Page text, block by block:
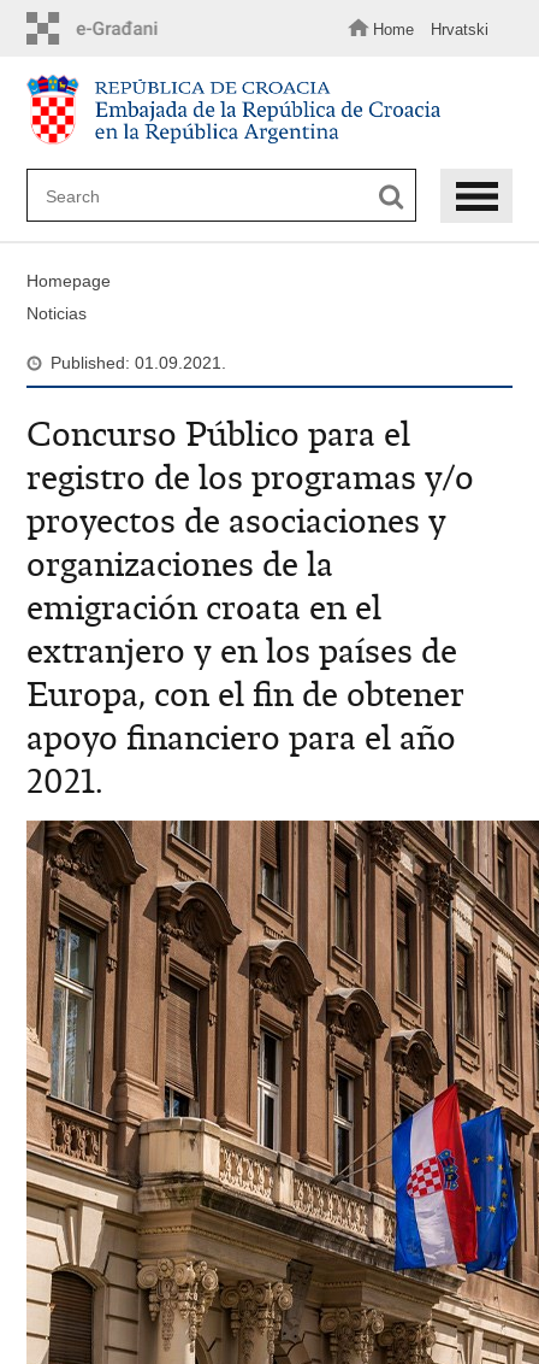
content
Home Hrvatski
Homepage
Noticias
Published: 01.09.2021.
Concurso Público para el
registro de los programas y/o
proyectos de asociaciones y
organizaciones de la
emigración croata en el
extranjero y en los países de
Europa, con el fin de obtener
apoyo financiero para el año
2021.